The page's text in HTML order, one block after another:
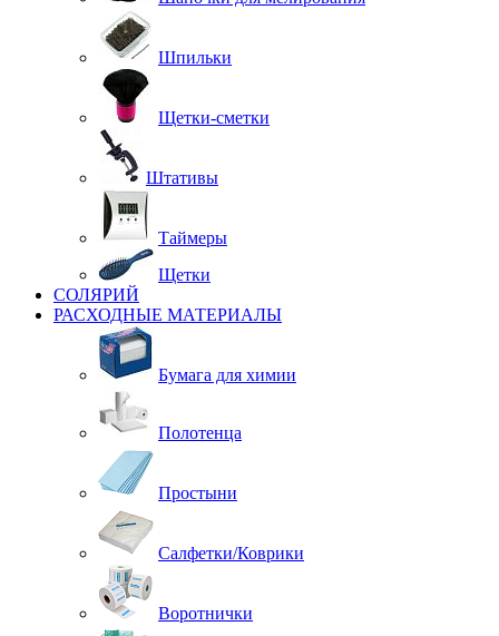
Шпильки
Щетки-сметки
Штативы
Таймеры
Щетки
СОЛЯРИЙ
РАСХОДНЫЕ МАТЕРИАЛЫ
Бумага для химии
Полотенца
Простыни
Салфетки/Коврики
Воротнички